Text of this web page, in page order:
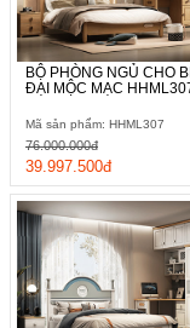
BỘ PHÒNG NGỦ CHO
ĐẠI MỘC MẠC
Mã sản phẩm: HHML307
39.997.500đ
76.000.000đ